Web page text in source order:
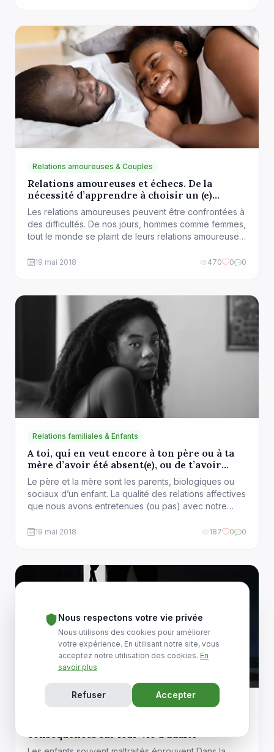
“individualistes”, […]
Relations amoureuses & Couples
Relations amoureuses et échecs. De la
nécessité d’apprendre à choisir un (e)
partenaire et à gérer une relation de couple
Les relations amoureuses peuvent être confrontées à
des difficultés. De nos jours, hommes comme femmes,
tout le monde se plaint de leurs relations amoureuses.
partenaire avec qui construire sa vie. Et quand bien
19 mai 2018 470 0 0
Relations familiales & Enfants
A toi, qui en veut encore à ton père ou à ta
mère d’avoir été absent(e), ou de t’avoir
blessé(e)
Le père et la mère sont les parents, biologiques ou
sociaux d’un enfant. La qualité des relations affectives
que nous avons entretenues (ou pas) avec notre
influencera nos choix amoureux et notre
rancune, […]
19 mai 2018 187 0 0
Relations familiales & Enfants
conséquences sur leur vie d’adulte
Nous respectons votre vie privée
Nous utilisons des cookies pour améliorer
votre expérience. En utilisant notre site, vous
acceptez notre utilisation des cookies. En
savoir plus
Refuser Accepter